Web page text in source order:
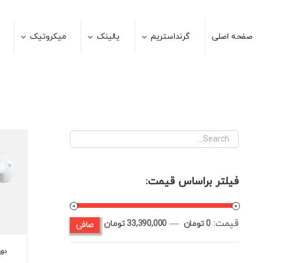
صفحه اصلی گرنداستریم یالینک میکروتیک
فیلتر براساس قیمت:
حداقل
قیمت
حداكثر
قيمت
صافی قيمت: 0 تومان — 33,390,000 تومان